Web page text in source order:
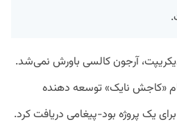
آرجون کالسی باورش نمی‌شد.
«کاجش نایک» توسعه دهنده
یک پروژه بود-پیغامی دریافت کرد.